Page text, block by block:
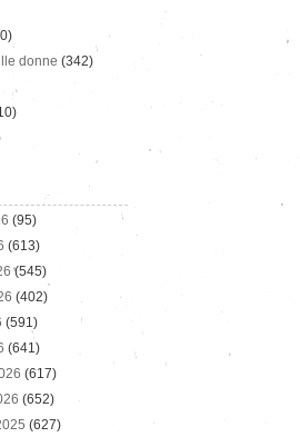
donne (342)
(95)
(613)
(545)
(402)
(591)
(641)
(617)
(652)
(627)